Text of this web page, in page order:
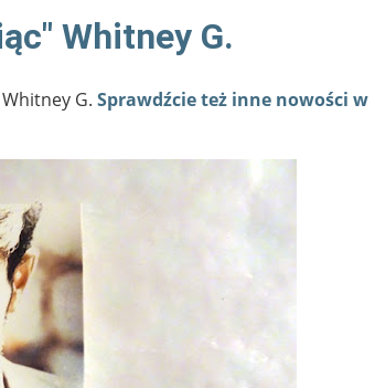
Whitney G.
G. Sprawdźcie też inne nowości w